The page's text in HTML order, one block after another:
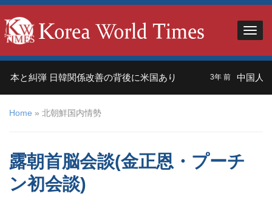
と糾弾 日韓関係改善の背後に米国あり 3年 前 中国人観
Home » 北朝鮮国内情勢
露朝首脳会談(金正恩・プーチ
ン初会談)